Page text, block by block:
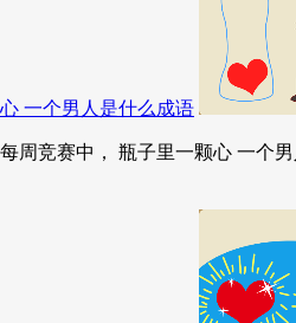
一个男人是什么成语
周竞赛中， 瓶子里一颗心 一个